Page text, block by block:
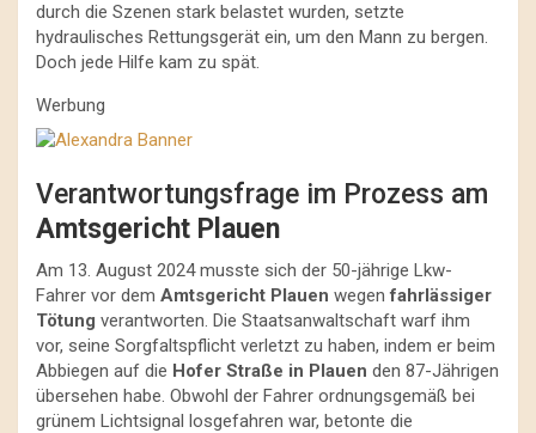
durch die Szenen stark belastet wurden, setzte
hydraulisches Rettungsgerät ein, um den Mann zu bergen.
Doch jede Hilfe kam zu spät.
Werbung
Verantwortungsfrage im Prozess am
Amtsgericht Plauen
Am 13. August 2024 musste sich der 50-jährige Lkw-
Fahrer vor dem Amtsgericht Plauen wegenfahrlässiger
Tötung verantworten. Die Staatsanwaltschaft warf ihm
vor, seine Sorgfaltspflicht verletzt zu haben, indem er beim
Abbiegen auf die Hofer Straße in Plauen den 87-Jährigen
übersehen habe. Obwohl der Fahrer ordnungsgemäß bei
grünem Lichtsignal losgefahren war, betonte die